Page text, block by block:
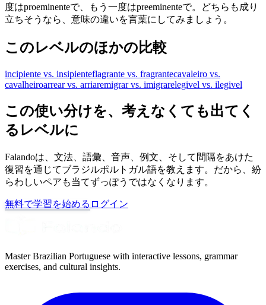
度はproeminenteで、もう一度はpreeminenteで。どちらも成り
立ちそうなら、意味の違いを言葉にしてみましょう。
このレベルのほかの比較
incipiente vs. insipienteflagrante vs. fragrantecavaleiro vs.
cavalheiroarrear vs. arriaremigrar vs. imigrarelegivel vs. ilegivel
この使い分けを、考えなくても出てく
るレベルに
Falandoは、文法、語彙、音声、例文、そして間隔をあけた
復習を通じてブラジルポルトガル語を教えます。だから、紛
らわしいペアも当てずっぽうではなくなります。
無料で学習を始める ログイン
Master Brazilian Portuguese with interactive lessons, grammar
exercises, and cultural insights.